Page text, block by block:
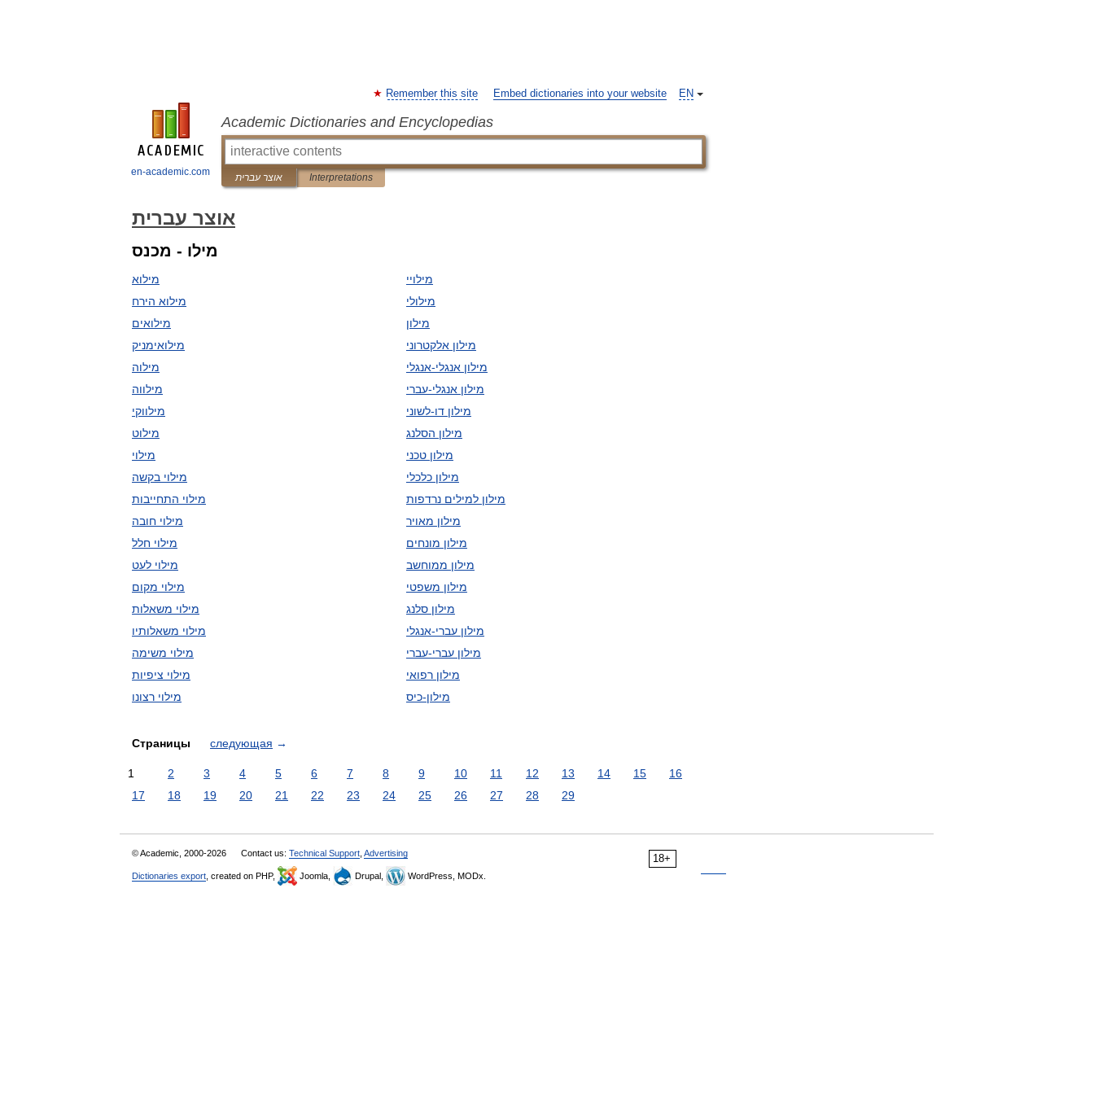
en-academic.com
EN
Remember this site Embed dictionaries into your website
Academic Dictionaries and Encyclopedias
אוצר עברית Interpretations
אוצר עברית
מילו - מכנס
מילוא
מילוא הירח
מילואים
מילואימניק
מילוה
מילווה
מילווקי
מילוט
מילוי
מילוי בקשה
מילוי התחייבות
מילוי חובה
מילוי חלל
מילוי לעט
מילוי מקום
מילוי משאלות
מילוי משאלותיו
מילוי משימה
מילוי ציפיות
מילוי רצונו
מילויי
מילולי
מילון
מילון אלקטרוני
מילון אנגלי-אנגלי
מילון אנגלי-עברי
מילון דו-לשוני
מילון הסלנג
מילון טכני
מילון כלכלי
מילון למילים נרדפות
מילון מאויר
מילון מונחים
מילון ממוחשב
מילון משפטי
מילון סלנג
מילון עברי-אנגלי
מילון עברי-עברי
מילון רפואי
מילון-כיס
Страницы следующая →
1 2 3 4 5 6 7 8 9 10 11 12 13 14 15
16
17
18 19 20 21 22 23 24 25 26 27 28 29
18+
© Academic, 2000-2026 Contact us: Technical Support Advertising
Dictionaries export , created on PHP, Joomla, Drupal, WordPress, MODx.